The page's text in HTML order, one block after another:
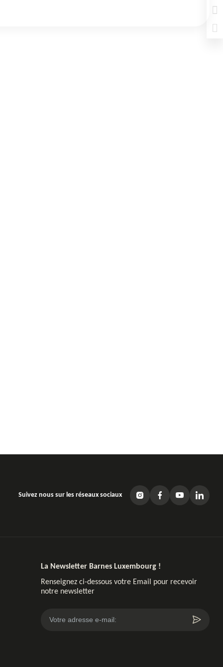
Suivez nous sur les réseaux sociaux
La Newsletter Barnes Luxembourg !
Renseignez ci-dessous votre Email pour recevoir
notre newsletter